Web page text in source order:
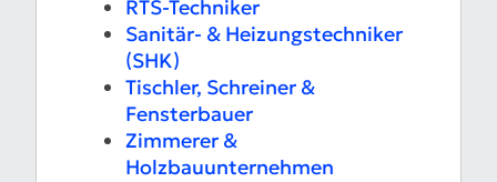
RTS-Techniker
Sanitär- & Heizungstechniker
(SHK)
Tischler, Schreiner &
Fensterbauer
Zimmerer &
Holzbauunternehmen